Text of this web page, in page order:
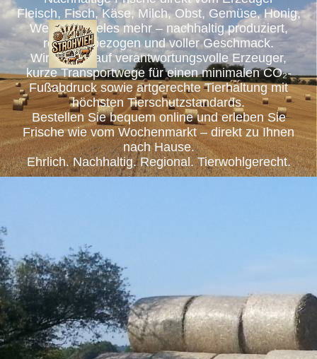
Fleisch, Fisch, Käse, Milch, Obst, Gemüse, Honig,
Wein und vieles mehr – nachhaltig produziert,
regional bezogen und voller Geschmack.
Wir setzen auf verantwortungsvolle Erzeuger,
kurze Transportwege für einen minimalen CO₂-
Fußabdruck sowie artgerechte Tierhaltung mit
höchsten Tierschutzstandards.
Bestellen Sie bequem online und erleben Sie
Frische wie vom Wochenmarkt – direkt zu Ihnen
nach Hause.
Ehrlich. Nachhaltig. Regional. Tierwohlgerecht.